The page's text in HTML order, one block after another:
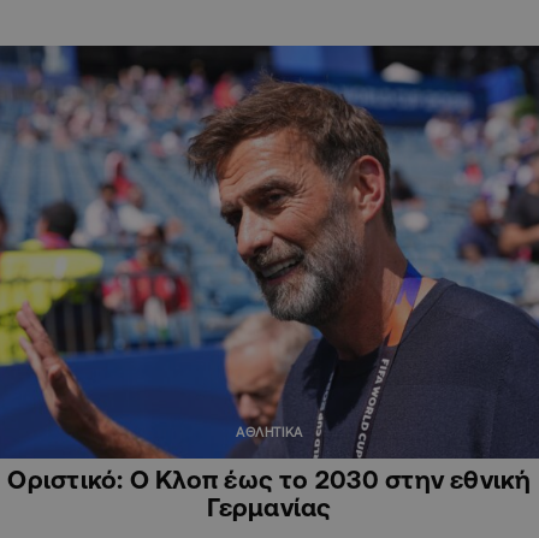
ΑΘΛΗΤΙΚΑ
Oριστικό: Ο Κλοπ έως το 2030 στην εθνική
Γερμανίας